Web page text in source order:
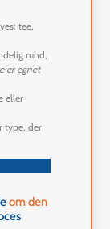
tee,
rund,
er egnet
eller
type, der
om den